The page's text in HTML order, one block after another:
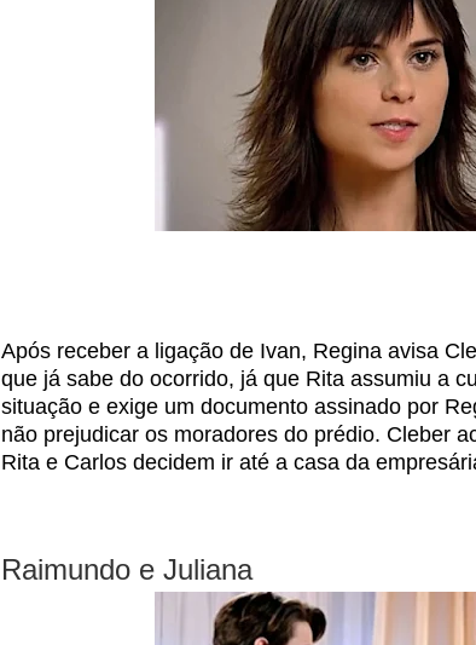
Após receber a ligação de Ivan, Regina avisa
que já sabe do ocorrido, já que Rita assumiu a
situação e exige um documento assinado por
não prejudicar os moradores do prédio. Cleber
Rita e Carlos decidem ir até a casa da
Raimundo e Juliana